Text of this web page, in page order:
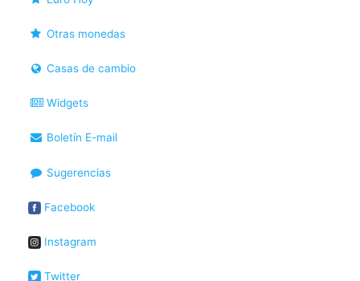
Otras monedas
Casas de cambio
Widgets
Boletín E-mail
Sugerencias
Facebook
Instagram
Twitter